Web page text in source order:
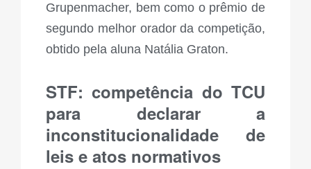
Grupenmacher, bem como o prêmio de
segundo melhor orador da competição,
obtido pela aluna Natália Graton.
STF: competência do TCU
para declarar a
inconstitucionalidade de
leis e atos normativos